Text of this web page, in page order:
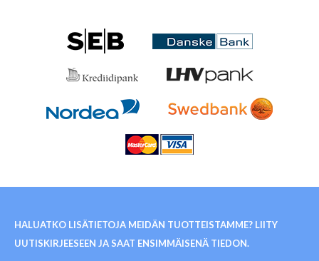
HALUATKO LISÄTIETOJA MEIDÄN TUOTTEISTAMME? LIITY
UUTISKIRJEESEEN JA SAAT ENSIMMÄISENÄ TIEDON.